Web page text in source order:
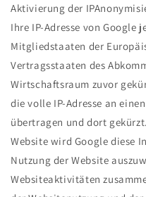
Aktivierung der
Ihre IP-Adresse von Google
Mitgliedstaaten der
Vertragsstaaten des
Wirtschaftsraum zuvor
die volle IP-Adresse an
übertragen und dort
Website wird Google diese
Nutzung der Website
Websiteaktivitäten